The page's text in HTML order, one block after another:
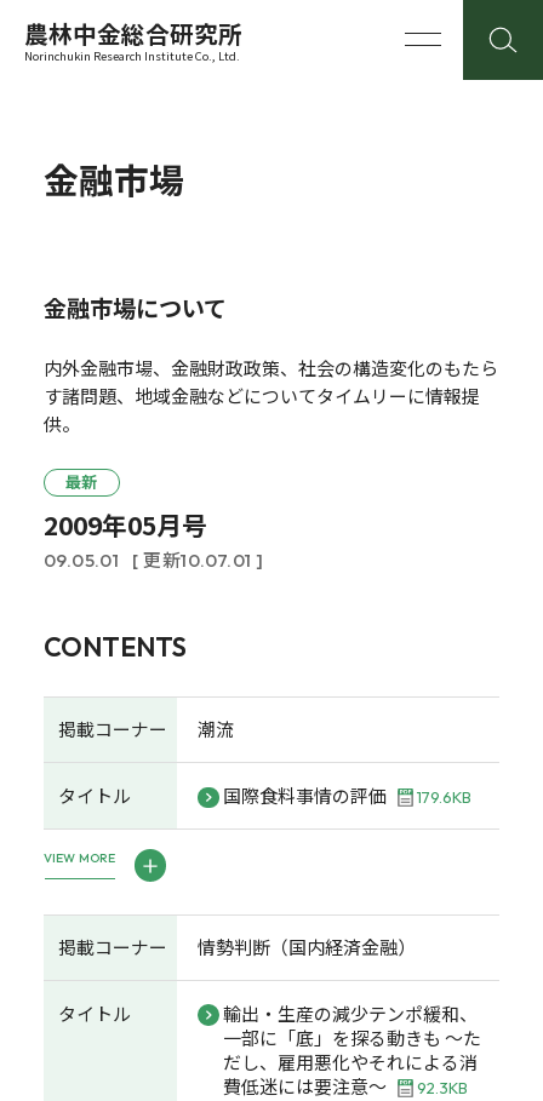
農林中金総合研究所
Norinchukin Research Institute Co., Ltd.
金融市場
金融市場について
内外金融市場、金融財政政策、社会の構造変化のもたら
す諸問題、地域金融などについてタイムリーに情報提
供。
最新
2009年05月号
09.05.01 [ 更新10.07.01 ]
CONTENTS
掲載コーナー 潮流
タイトル 国際食料事情の評価 179.6KB
VIEW MORE
掲載コーナー 情勢判断（国内経済金融）
タイトル
輸出・生産の減少テンポ緩和、
一部に「底」を探る動きも ～た
だし、雇用悪化やそれによる消
費低迷には要注意～
92.3KB